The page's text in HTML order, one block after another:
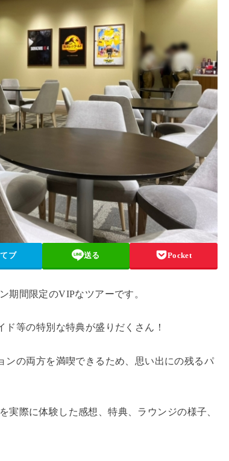
ブ 送る Pocket
期間限定のVIPなツアーです。
等の特別な特典が盛りだくさん！
の両方を満喫できるため、思い出にの残るパ
実際に体験した感想、特典、ラウンジの様子、